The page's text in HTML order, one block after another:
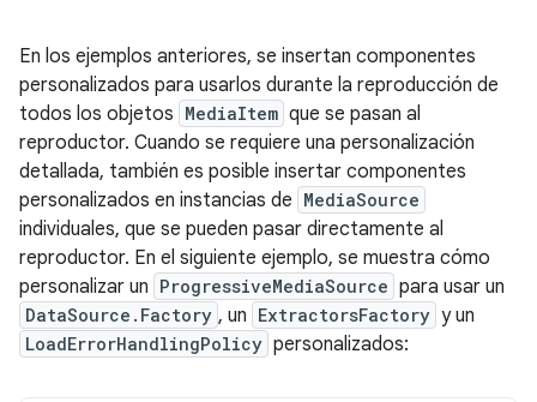
En los ejemplos anteriores, se insertan componentes
personalizados para usarlos durante la reproducción de
todos los objetos MediaItem que se pasan al
reproductor. Cuando se requiere una personalización
detallada, también es posible insertar componentes
personalizados en instancias de MediaSource
individuales, que se pueden pasar directamente al
reproductor. En el siguiente ejemplo, se muestra cómo
personalizar un ProgressiveMediaSource para usar un
DataSource.Factory , un ExtractorsFactory y un
LoadErrorHandlingPolicy personalizados: